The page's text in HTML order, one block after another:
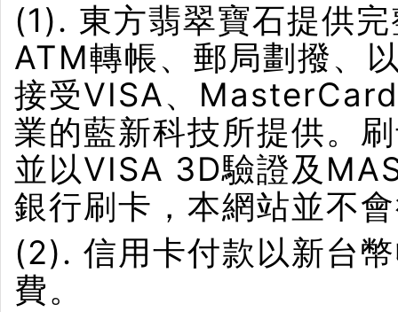
(1). 東方翡翠寶石提供
ATM轉帳、郵局劃撥、
接受VISA、
業的藍新科技所提供。
並以VISA 3D驗證及
銀行刷卡，本網站並不
(2). 信用卡付款以新台
費。